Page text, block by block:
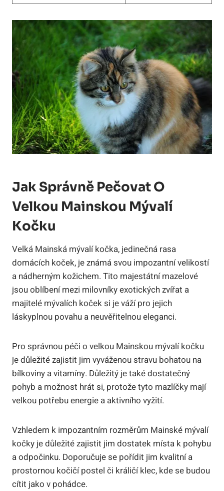
Jak Správně Pečovat O
Velkou Mainskou Mývalí
Kočku
Velká Mainská mývalí kočka, jedinečná rasa
domácích koček, je známá svou impozantní velikostí
a nádherným kožichem. Tito majestátní mazelové
jsou oblíbení mezi milovníky exotických zvířat a
majitelé mývalích koček si je váží pro jejich
láskyplnou povahu a neuvěřitelnou eleganci.
Pro správnou péči o velkou Mainskou mývalí kočku
je důležité zajistit jim vyváženou stravu bohatou na
bílkoviny a vitamíny. Důležitý je také dostatečný
pohyb a možnost hrát si, protože tyto mazlíčky mají
velkou potřebu energie a aktivního vyžití.
Vzhledem k impozantním rozměrům Mainské mývalí
kočky je důležité zajistit jim dostatek místa k pohybu
a odpočinku. Doporučuje se pořídit jim kvalitní a
prostornou kočičí postel či králičí klec, kde se budou
cítit jako v pohádce.